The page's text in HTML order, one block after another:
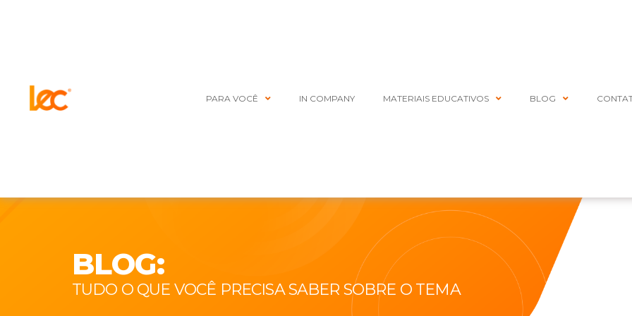
PARA VOCÊ IN COMPANY MATERIAIS EDUCATIVOS BLOG
BLOG:
TUDO O QUE VOCÊ PRECISA SABER SOBRE O TEMA